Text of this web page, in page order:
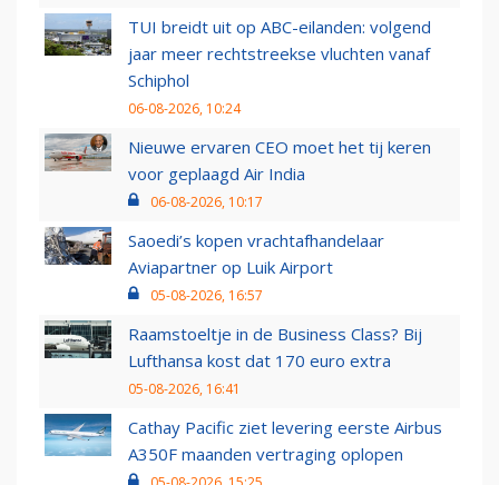
TUI breidt uit op ABC-eilanden: volgend
jaar meer rechtstreekse vluchten vanaf
Schiphol
06-08-2026, 10:24
Nieuwe ervaren CEO moet het tij keren
voor geplaagd Air India
06-08-2026, 10:17
Saoedi’s kopen vrachtafhandelaar
Aviapartner op Luik Airport
05-08-2026, 16:57
Raamstoeltje in de Business Class? Bij
Lufthansa kost dat 170 euro extra
05-08-2026, 16:41
Cathay Pacific ziet levering eerste Airbus
A350F maanden vertraging oplopen